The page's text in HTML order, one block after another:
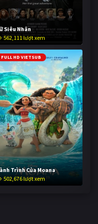
Siêu Nhân
562,111 lượt xem
FULL HD VIETSUB
Trình Của Moana
502,676 lượt xem